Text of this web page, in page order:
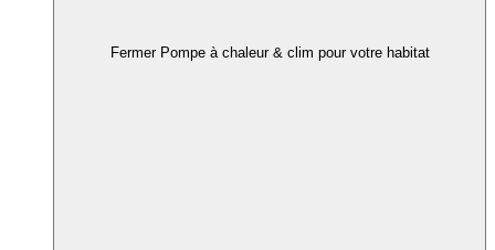
Fermer Pompe à chaleur & clim pour votre habitat